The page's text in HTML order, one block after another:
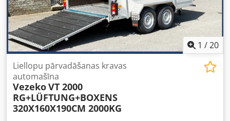
1 /20
Liellopu pārvadāšanas kravas
automašīna
VezekoVT 2000
RG+LÜFTUNG+BOXENS
320X160X190CM 2000KG